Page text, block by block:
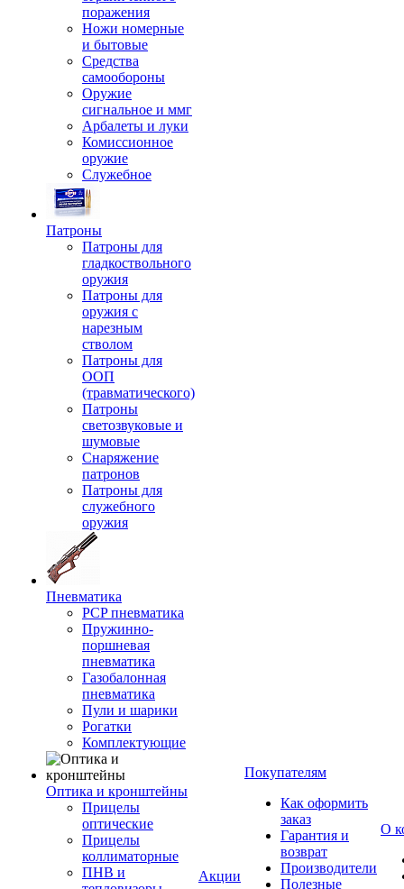
поражения
Ножи номерные
и бытовые
Средства
самообороны
Оружие
сигнальное и ммг
Арбалеты и луки
Комиссионное
оружие
Служебное
Патроны
Патроны для
гладкоствольного
оружия
Патроны для
оружия с
нарезным
стволом
Патроны для
ООП
(травматического)
Патроны
светозвуковые и
шумовые
Снаряжение
патронов
Патроны для
служебного
оружия
Пневматика
PCP пневматика
Пружинно-
поршневая
пневматика
Газобалонная
пневматика
Пули и шарики
Рогатки
Комплектующие
Оптика и кронштейны
Прицелы
оптические
Прицелы
коллиматорные
ПНВ и
Акции
Покупателям
Как оформить
заказ
Гарантия и
возврат
Производители
Полезные
О